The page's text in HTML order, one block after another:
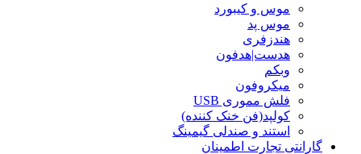
موس و کیبورد
موس پد
هندزفری
هدست|هدفون
وبکم
میکروفون
فلش مموری USB
کولپد(فن خنک کننده)
استند و صندلی گیمینگ
گارانتی تجارت اطمینان